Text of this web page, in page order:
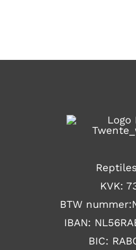
KVK:
BTW
IBAN:
BIC: